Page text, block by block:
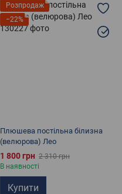
Розпродаж
−22%
Плюшева постільна білизна
(велюрова) Лео
1 800 грн 2 310 грн
В наявності
Купити